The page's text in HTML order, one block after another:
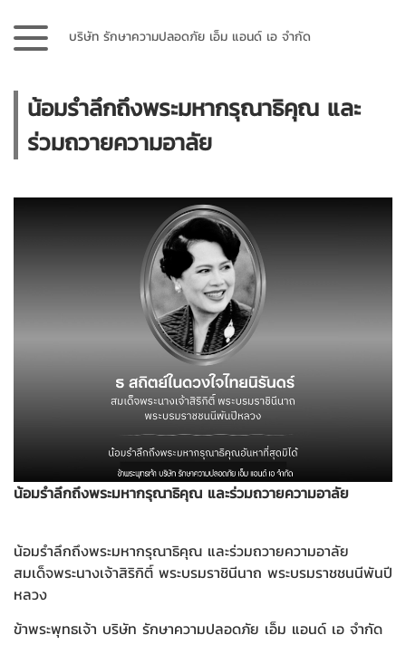
บริษัท รักษาความปลอดภัย เอ็ม แอนด์ เอ จำกัด
น้อมรำลึกถึงพระมหากรุณาธิคุณ และ
ร่วมถวายความอาลัย
น้อมรำลึกถึงพระมหากรุณาธิคุณ และร่วมถวายความอาลัย
น้อมรำลึกถึงพระมหากรุณาธิคุณ และร่วมถวายความอาลัย
สมเด็จพระนางเจ้าสิริกิติ์ พระบรมราชินีนาถ พระบรมราชชนนีพันปี
หลวง
ข้าพระพุทธเจ้า บริษัท รักษาความปลอดภัย เอ็ม แอนด์ เอ จำกัด